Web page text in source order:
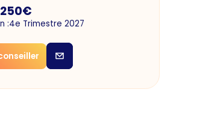
€
:4e Trimestre 2027